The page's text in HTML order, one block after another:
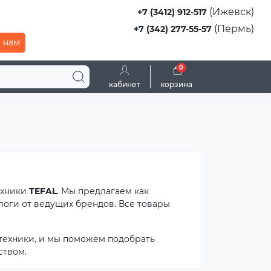
нам
+7 (3412) 912-517 (Ижевск)
+7 (342) 277-55-57 (Пермь)
кабинет корзина
0
TEFAL. Мы предлагаем как
от ведущих брендов. Все товары
и мы поможем подобрать